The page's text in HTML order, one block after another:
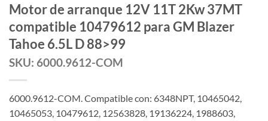
Motor de arranque 12V 11T 2Kw 37MT
compatible 10479612 para GM Blazer
Tahoe 6.5L D 88>99
SKU: 6000.9612-COM
6000.9612-COM. Compatible con: 6348NPT, 10465042,
10465053, 10479612, 12563828, 19136224, 1988603,